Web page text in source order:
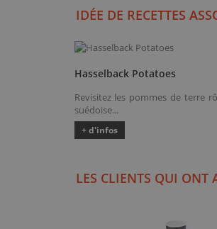
IDÉE DE RECETTES
Hasselback Potatoes
Revisitez les pommes de terre
suédoise...
+ d'infos
LES CLIENTS QUI ONT